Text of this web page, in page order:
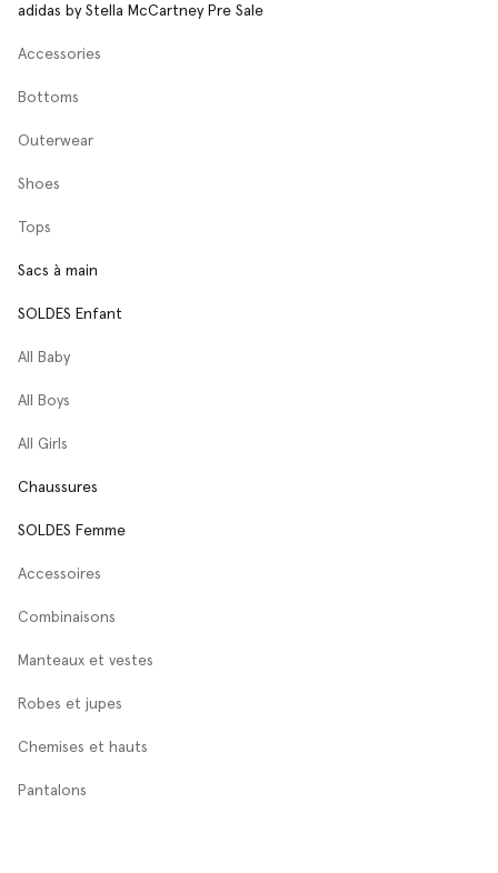
adidas by Stella McCartney Pre Sale
Accessories
Bottoms
Outerwear
Shoes
Tops
Sacs à main
SOLDES Enfant
All Baby
All Boys
All Girls
Chaussures
SOLDES Femme
Accessoires
Combinaisons
Manteaux et vestes
Robes et jupes
Chemises et hauts
Pantalons